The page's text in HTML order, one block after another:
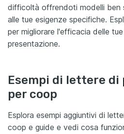
difficoltà offrendoti modelli ben
alle tue esigenze specifiche.
per migliorare l'efficacia delle
presentazione.
Esempi di lettere di
per coop
Esplora esempi aggiuntivi di
coop e guide e vedi cosa